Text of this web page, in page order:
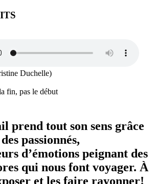
Duchelle)
fin, pas le début
prend tout son sens grâce
passionnés,
d’émotions peignant des
qui nous font voyager. À
et les faire rayonner!